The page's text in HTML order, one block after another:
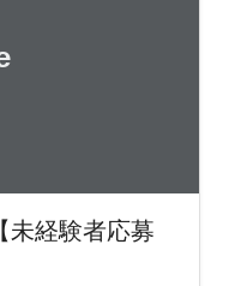
未経験者応募